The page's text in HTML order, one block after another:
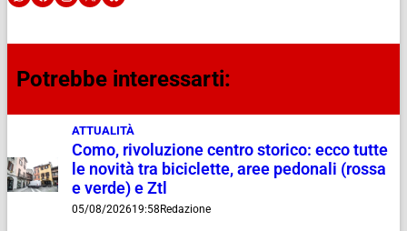
Potrebbe interessarti:
ATTUALITÀ
Como, rivoluzione centro storico: ecco tutte
le novità tra biciclette, aree pedonali (rossa
e verde) e Ztl
05/08/202619:58 Redazione